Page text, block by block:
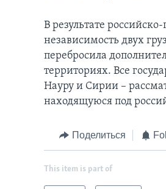
В результате
независимость двух
перебросила
территориях. Все
Науру и Сирии –
находящуюся под
Поделиться
This item is part of